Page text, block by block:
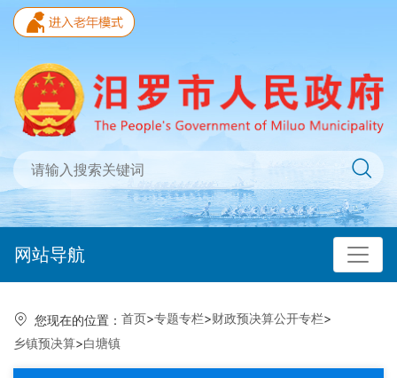
网站导航
您现在的位置： 首页>专题专栏>财政预决算公开专栏>
乡镇预决算>白塘镇